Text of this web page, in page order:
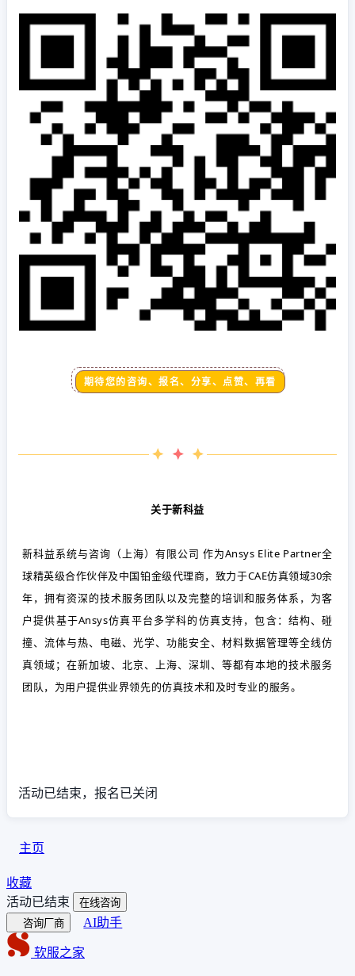
期待您的咨询、报名、分享、点赞、再看
关于新科益
新科益系统与咨询（上海）有限公司 作为Ansys Elite Partner全
球精英级合作伙伴及中国铂金级代理商，致力于CAE仿真领域30余
年，拥有资深的技术服务团队以及完整的培训和服务体系，为客
户提供基于Ansys仿真平台多学科的仿真支持，包含：结构、碰
撞、流体与热、电磁、光学、功能安全、材料数据管理等全线仿
真领域；在新加坡、北京、上海、深圳、等都有本地的技术服务
团队，为用户提供业界领先的仿真技术和及时专业的服务。
活动已结束，报名已关闭
主页
收藏
活动已结束
在线咨询
咨询厂商
AI助手
软服之家